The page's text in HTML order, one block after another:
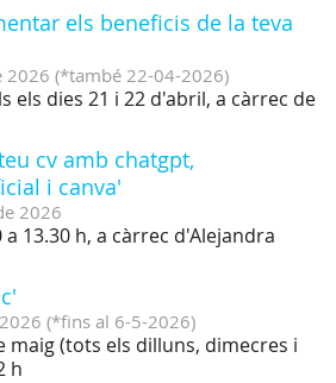
els beneficis de la teva
2026 (*també 22-04-2026)
els dies 21 i 22 d'abril, a càrrec de
cv amb chatgpt,
i canva'
2026
a 13.30 h, a càrrec d'Alejandra
2026 (*fins al 6-5-2026)
maig (tots els dilluns, dimecres i
h